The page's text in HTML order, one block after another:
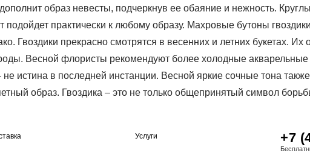
образ невесты, подчеркнув ее обаяние и нежность.
подойдет практически к любому образу. Махровые бутоны
Гвоздики прекрасно смотрятся в весенних и летних букетах. Их
Весной флористы рекомендуют более холодные акварельные
истина в последней инстанции. Весной яркие сочные тона
образ. Гвоздика – это не только общепринятый символ
Услуги +7